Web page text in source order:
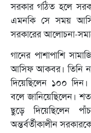
সরকার গঠিত হলে
এমনকি সে সময়
সরকারের আলোচনা-
গানের পাশাপাশি
আসিফ আকবর। তিনি
দিয়েছিলেন ১০০
বলে জানিয়েছিলেন।
ছুড়ে দিয়েছিলেন
অন্তর্বর্তীকালীন